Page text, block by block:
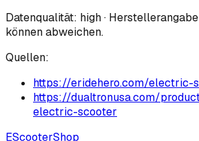
Datenqualität: high·
können abweichen.
Quellen:
https://eridehero.com/electric-
https://dualtronusa.com/
electric-scooter
EScooterShop